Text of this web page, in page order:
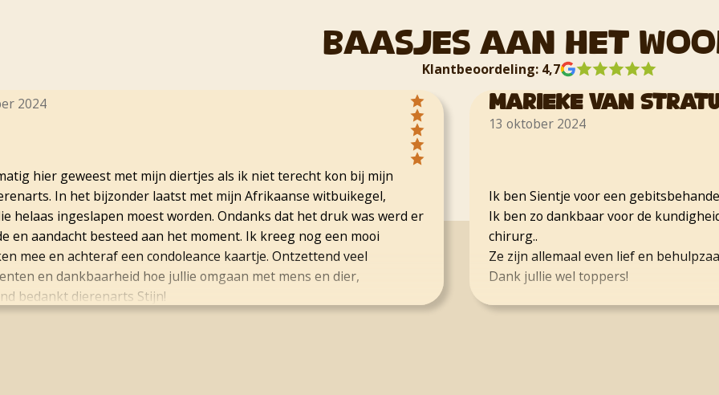
Baasjes aan het
Klantbeoordeling: 4,7
hier geweest met mijn diertjes als ik niet terecht kon bij mijn
In het bijzonder laatst met mijn Afrikaanse witbuikegel,
ingeslapen moest worden. Ondanks dat het druk was werd er
aandacht besteed aan het moment. Ik kreeg nog een mooi
en achteraf een condoleance kaartje. Ontzettend veel
en dankbaarheid hoe jullie omgaan met mens en dier,
dierenarts Stijn!
Marieke van Stratum
13 oktober 2024
Ik ben Sientje voor een
Ik ben zo dankbaar voor de kundigheid
chirurg..
Ze zijn allemaal even lief en behulpzaam.
Dank jullie wel toppers!